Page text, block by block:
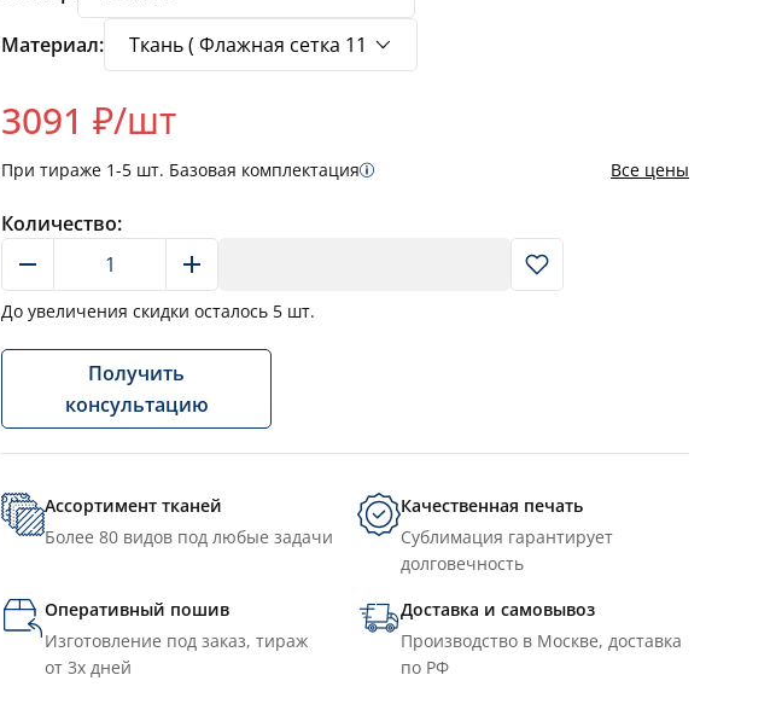
Материал:
3091 ₽/шт
При тираже 1-5 шт. Базовая комплектация Все цены
Количество:
До увеличения скидки осталось 5 шт.
Получить
консультацию
Ассортимент тканей
Более 80 видов под любые задачи
Качественная печать
Сублимация гарантирует
долговечность
Оперативный пошив
Изготовление под заказ, тираж
от 3х дней
Доставка и самовывоз
Производство в Москве, доставка
по РФ